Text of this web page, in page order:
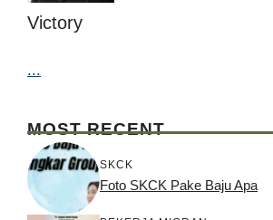
Victory
...
MOST RECENT
SKCK
Foto SKCK Pake Baju Apa